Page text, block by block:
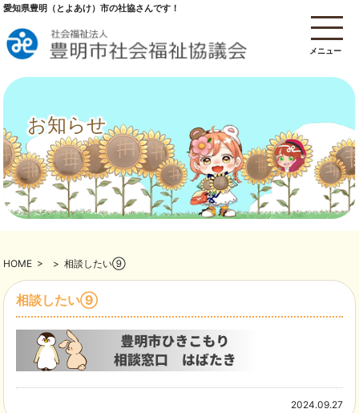
メニュー
愛知県豊明（とよあけ）市の社協さんです！
お知らせ
HOME > > 相談したい⑨
相談したい⑨
2024.09.27